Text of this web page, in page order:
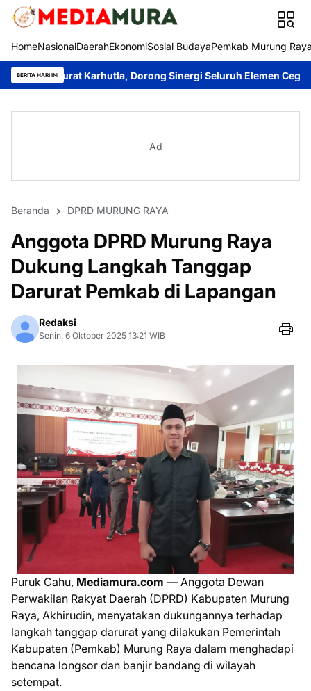
HomeNasionalDaerahEkonomiSosial BudayaPemkab Murung
BERITA HARI INI
Karhutla, Dorong Sinergi Seluruh Elemen Cegah Bencana
Ad
Beranda DPRD MURUNG RAYA
Anggota DPRD Murung Raya
Dukung Langkah Tanggap
Darurat Pemkab di Lapangan
Redaksi
Senin, 6 Oktober 2025 13:21 WIB
Puruk Cahu, Mediamura.com — Anggota Dewan
Perwakilan Rakyat Daerah (DPRD) Kabupaten Murung
Raya, Akhirudin, menyatakan dukungannya terhadap
langkah tanggap darurat yang dilakukan Pemerintah
Kabupaten (Pemkab) Murung Raya dalam menghadapi
bencana longsor dan banjir bandang di wilayah
setempat.